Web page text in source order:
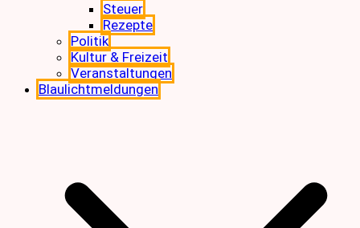
Steuer
Rezepte
Politik
Kultur & Freizeit
Veranstaltungen
Blaulichtmeldungen